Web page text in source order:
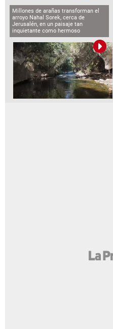
Millones de arañas transforman el
arroyo Nahal Sorek, cerca de
Jerusalén, en un paisaje tan
inquietante como hermoso